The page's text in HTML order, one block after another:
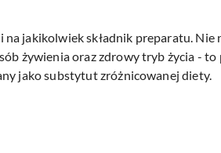
jakikolwiek składnik preparatu. Nie
żywienia oraz zdrowy tryb życia -
jako substytut zróżnicowanej diety.